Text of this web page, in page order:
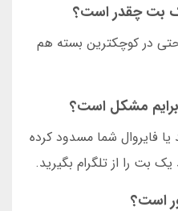
بت چقدر است؟
حتی در کوچکترین بسته هم
مشکل است؟
فایروال شما مسدود کرده
بت را از تلگرام بگیرید.
است؟